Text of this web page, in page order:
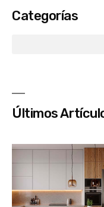
Categorías
Últimos